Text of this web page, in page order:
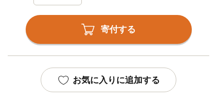
寄付する
お気に入りに追加する